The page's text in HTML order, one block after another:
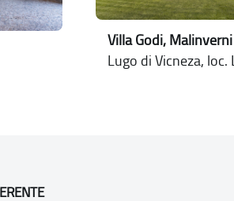
Villa Godi, Malinverni
Lugo di Vicneza, loc.